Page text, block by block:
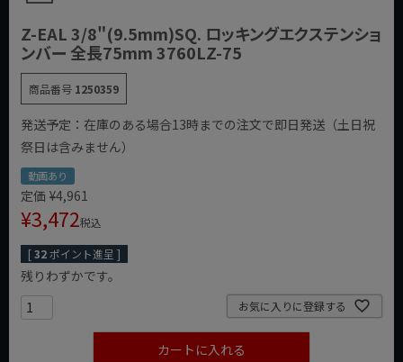
Z-EAL 3/8"(9.5mm)SQ. ロッキングエクステンショ
ンバー 全長75mm 3760LZ-75
商品番号 1250359
発送予定：在庫のある場合13時までの注文で即日発送（土日祝
祭日は含みません）
動画あり
定価 ¥4,961
¥3,472税込
[32ポイント進呈 ]
残りわずかです。
お気に入りに登録する
カートに入れる